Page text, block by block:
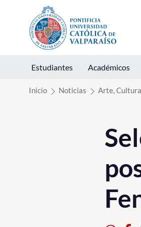
Click acá para ir directamente al
Estudiantes Académicos
Inicio Noticias Arte,